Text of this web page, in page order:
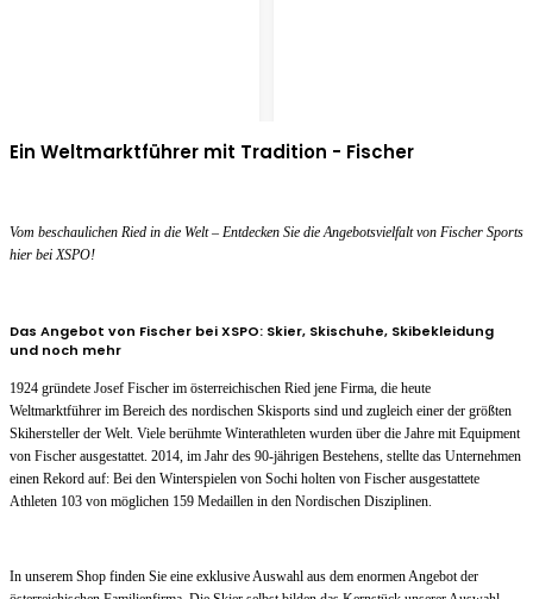
Ein Weltmarktführer mit Tradition - Fischer
Vom beschaulichen Ried in die Welt – Entdecken Sie die Angebotsvielfalt von Fischer Sports
hier bei XSPO!
Das Angebot von Fischer bei XSPO: Skier, Skischuhe, Skibekleidung
und noch mehr
1924 gründete Josef Fischer im österreichischen Ried jene Firma, die heute
Weltmarktführer im Bereich des nordischen Skisports sind und zugleich einer der größten
Skihersteller der Welt. Viele berühmte Winterathleten wurden über die Jahre mit Equipment
von Fischer ausgestattet. 2014, im Jahr des 90-jährigen Bestehens, stellte das Unternehmen
einen Rekord auf: Bei den Winterspielen von Sochi holten von Fischer ausgestattete
Athleten 103 von möglichen 159 Medaillen in den Nordischen Disziplinen.
In unserem Shop finden Sie eine exklusive Auswahl aus dem enormen Angebot der